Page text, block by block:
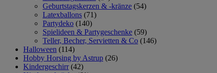
Geburtstagskerzen & -kränze (54)
Latexballons (71)
Partydeko (140)
Spielideen & Partygeschenke (59)
Teller, Becher, Servietten & Co (146)
Halloween (114)
Hobby Horsing by Astrup (26)
Kindergeschirr (42)